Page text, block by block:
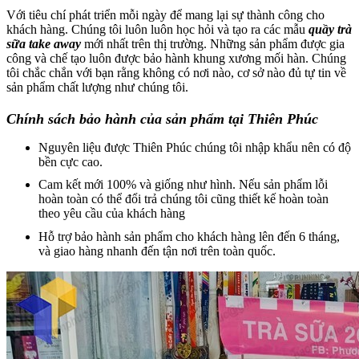
Với tiêu chí phát triển mỗi ngày để mang lại sự thành công cho
khách hàng. Chúng tôi luôn luôn học hỏi và tạo ra các mẫu quầy trà
sữa take away mới nhất trên thị trường. Những sản phẩm được gia
công và chế tạo luôn được bảo hành khung xương mối hàn. Chúng
tôi chắc chắn với bạn rằng không có nơi nào, cơ sở nào đủ tự tin về
sản phẩm chất lượng như chúng tôi.
Chính sách bảo hành của sản phẩm tại Thiên Phúc
Nguyên liệu được Thiên Phúc chúng tôi nhập khẩu nên có độ
bền cực cao.
Cam kết mới 100% và giống như hình. Nếu sản phẩm lỗi
hoàn toàn có thể đổi trả chúng tôi cũng thiết kế hoàn toàn
theo yêu cầu của khách hàng
Hỗ trợ bảo hành sản phẩm cho khách hàng lên đến 6 tháng,
và giao hàng nhanh đến tận nơi trên toàn quốc.